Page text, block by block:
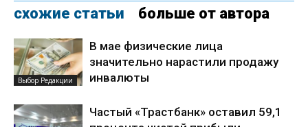
схожие статьи больше от автора
Выбор Редакции
В мае физические лица
значительно нарастили продажу
инвалюты
Частый «Трастбанк» оставил 59,1